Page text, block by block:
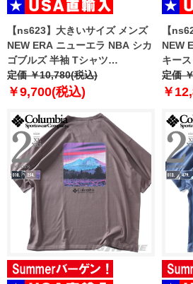
【ns623】大きいサイズ メンズ
NEW ERA ニューエラ NBA シカ
ゴブルズ 半袖 Tシャツ
CHICAGO BULLS NBA BLACK
OVERSIZED T-SHIRT USA直輸
定価 ￥10,780(税込)
￥9,700(税込)
【
NEW
キー
T-
定価
￥